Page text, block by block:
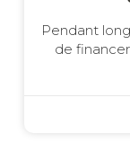
Pendant
de